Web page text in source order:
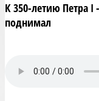
К 350-летию Петра I
поднимал